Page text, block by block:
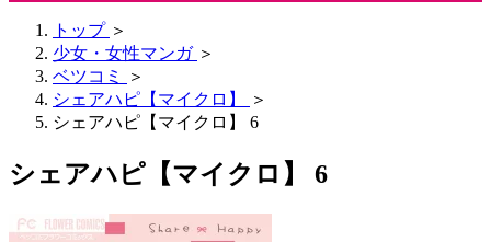
トップ ＞
少女・女性マンガ ＞
ベツコミ
＞
シェアハピ【マイクロ】
＞
シェアハピ【マイクロ】 6
シェアハピ【マイクロ】 6